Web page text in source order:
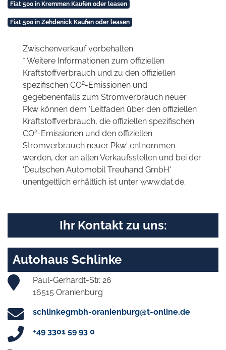
Fiat 500 in Kremmen Kaufen oder leasen
Fiat 500 in Zehdenick Kaufen oder leasen
Zwischenverkauf vorbehalten.
* Weitere Informationen zum offiziellen
Kraftstoffverbrauch und zu den offiziellen
spezifischen CO2-Emissionen und
gegebenenfalls zum Stromverbrauch neuer
Pkw können dem 'Leitfaden über den offiziellen
Kraftstoffverbrauch, die offiziellen spezifischen
CO2-Emissionen und den offiziellen
Stromverbrauch neuer Pkw' entnommen
werden, der an allen Verkaufsstellen und bei der
'Deutschen Automobil Treuhand GmbH'
unentgeltlich erhältlich ist unter www.dat.de.
Ihr Kontakt zu uns:
Autohaus Schlinke
Paul-Gerhardt-Str. 26
16515 Oranienburg
schlinkegmbh-oranienburg@t-online.de
+49 3301 59 93 0